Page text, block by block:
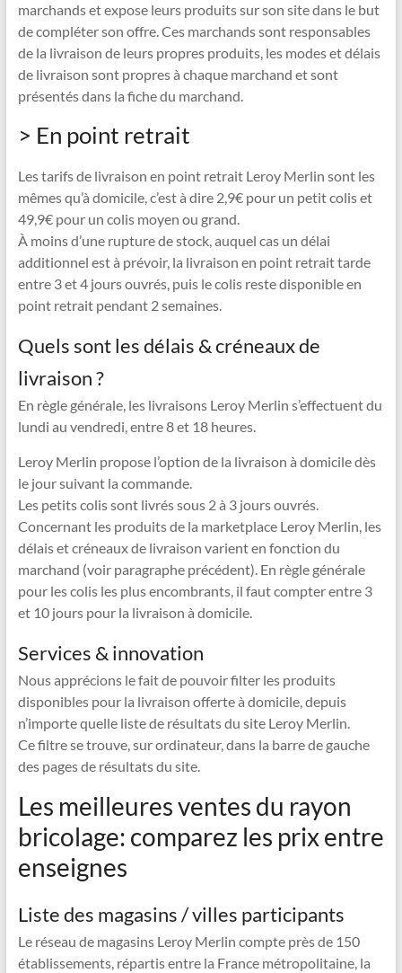
marchands et expose leurs produits sur son site dans le but
de compléter son offre. Ces marchands sont responsables
de la livraison de leurs propres produits, les modes et délais
de livraison sont propres à chaque marchand et sont
présentés dans la fiche du marchand.
> En point retrait
Les tarifs de livraison en point retrait Leroy Merlin sont les
mêmes qu’à domicile, c’est à dire 2,9€ pour un petit colis et
49,9€ pour un colis moyen ou grand.
À moins d’une rupture de stock, auquel cas un délai
additionnel est à prévoir, la livraison en point retrait tarde
entre 3 et 4 jours ouvrés, puis le colis reste disponible en
point retrait pendant 2 semaines.
Quels sont les délais & créneaux de
livraison ?
En règle générale, les livraisons Leroy Merlin s’effectuent du
lundi au vendredi, entre 8 et 18 heures.
Leroy Merlin propose l’option de la livraison à domicile dès
le jour suivant la commande.
Les petits colis sont livrés sous 2 à 3 jours ouvrés.
Concernant les produits de la marketplace Leroy Merlin, les
délais et créneaux de livraison varient en fonction du
marchand (voir paragraphe précédent). En règle générale
pour les colis les plus encombrants, il faut compter entre 3
et 10 jours pour la livraison à domicile.
Services & innovation
Nous apprécions le fait de pouvoir filter les produits
disponibles pour la livraison offerte à domicile, depuis
n’importe quelle liste de résultats du site Leroy Merlin.
Ce filtre se trouve, sur ordinateur, dans la barre de gauche
des pages de résultats du site.
Les meilleures ventes du rayon
bricolage: comparez les prix entre
enseignes
Liste des magasins / villes participants
Le réseau de magasins Leroy Merlin compte près de 150
établissements, répartis entre la France métropolitaine, la